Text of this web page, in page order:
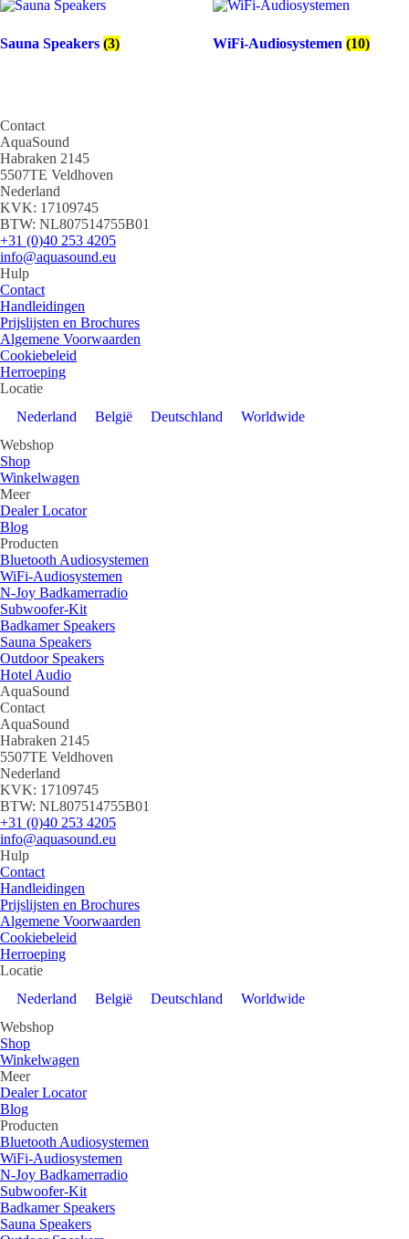
Sauna Speakers (3) WiFi-Audiosystemen (10)
Contact
AquaSound
Habraken 2145
5507TE Veldhoven
Nederland
KVK: 17109745
BTW: NL807514755B01
+31 (0)40 253 4205
info@aquasound.eu
Hulp
Contact
Handleidingen
Prijslijsten en Brochures
Algemene Voorwaarden
Cookiebeleid
Herroeping
Locatie
Nederland
België Deutschland
Worldwide
Webshop
Shop
Winkelwagen
Meer
Dealer Locator
Blog
Producten
Bluetooth Audiosystemen
WiFi-Audiosystemen
N-Joy Badkamerradio
Subwoofer-Kit
Badkamer Speakers
Sauna Speakers
Outdoor Speakers
Hotel Audio
AquaSound
Contact
AquaSound
Habraken 2145
5507TE Veldhoven
Nederland
KVK: 17109745
BTW: NL807514755B01
+31 (0)40 253 4205
info@aquasound.eu
Hulp
Contact
Handleidingen
Prijslijsten en Brochures
Algemene Voorwaarden
Cookiebeleid
Herroeping
Locatie
Nederland
België Deutschland
Worldwide
Webshop
Shop
Winkelwagen
Meer
Dealer Locator
Blog
Producten
Bluetooth Audiosystemen
WiFi-Audiosystemen
N-Joy Badkamerradio
Subwoofer-Kit
Badkamer Speakers
Sauna Speakers